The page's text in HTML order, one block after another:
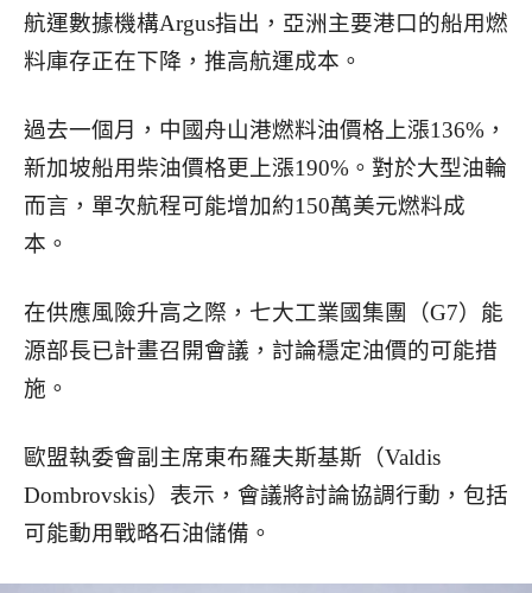
航運數據機構Argus指出，亞洲主要港口的船用燃
料庫存正在下降，推高航運成本。
過去一個月，中國舟山港燃料油價格上漲136%，
新加坡船用柴油價格更上漲190%。對於大型油輪
而言，單次航程可能增加約150萬美元燃料成
本。
在供應風險升高之際，七大工業國集團（G7）能
源部長已計畫召開會議，討論穩定油價的可能措
施。
歐盟執委會副主席東布羅夫斯基斯（Valdis
Dombrovskis）表示，會議將討論協調行動，包括
可能動用戰略石油儲備。